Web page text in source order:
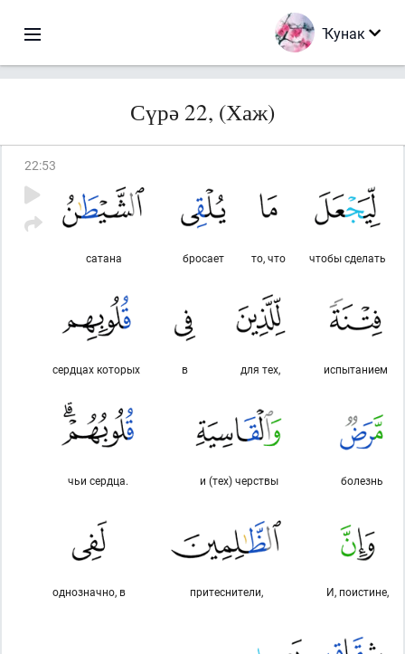
Ҡунак
Сүрә 22, (Хаж)
22:53
чтобы сделать
то, что
бросает
сатана
испытанием
для тех,
в
сердцах которых
болезнь
и (тех) черствы
чьи сердца.
И, поистине,
притеснители,
однозначно, в